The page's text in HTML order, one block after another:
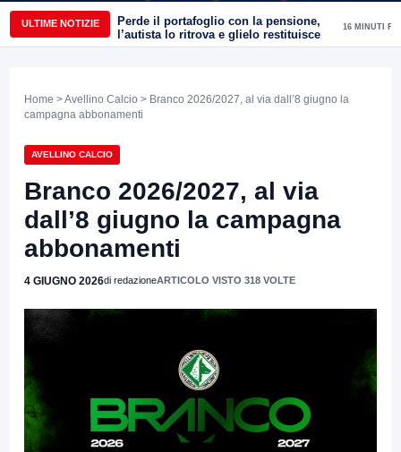
ULTIME NOTIZIE
Perde il portafoglio con la pensione,
l’autista lo ritrova e glielo restituisce
16 MINUTI FA
Home >Avellino Calcio > Branco 2026/2027, al via dall’8 giugno la
campagna abbonamenti
AVELLINO CALCIO
Branco 2026/2027, al via
dall’8 giugno la campagna
abbonamenti
4 GIUGNO 2026di redazioneARTICOLO VISTO 318 VOLTE